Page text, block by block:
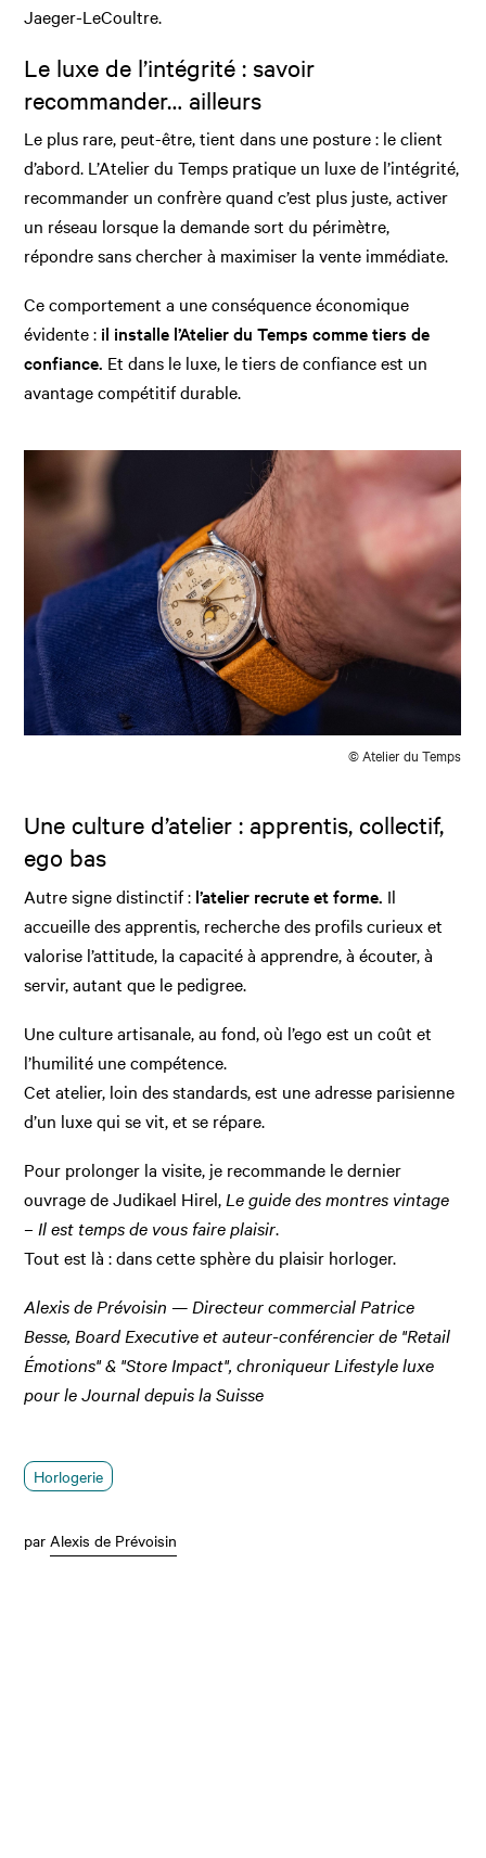
Jaeger-LeCoultre.
Le luxe de l’intégrité : savoir
recommander… ailleurs
Le plus rare, peut-être, tient dans une posture : le client
d’abord. L’Atelier du Temps pratique un luxe de l’intégrité,
recommander un confrère quand c’est plus juste, activer
un réseau lorsque la demande sort du périmètre,
répondre sans chercher à maximiser la vente immédiate.
Ce comportement a une conséquence économique
évidente : il installe l’Atelier du Temps comme tiers de
confiance. Et dans le luxe, le tiers de confiance est un
avantage compétitif durable.
© Atelier du Temps
Une culture d’atelier : apprentis, collectif,
ego bas
Autre signe distinctif : l’atelier recrute et forme. Il
accueille des apprentis, recherche des profils curieux et
valorise l’attitude, la capacité à apprendre, à écouter, à
servir, autant que le pedigree.
Une culture artisanale, au fond, où l’ego est un coût et
l’humilité une compétence.
Cet atelier, loin des standards, est une adresse parisienne
d’un luxe qui se vit, et se répare.
Pour prolonger la visite, je recommande le dernier
ouvrage de Judikael Hirel, Le guide des montres vintage
– Il est temps de vous faire plaisir.
Tout est là : dans cette sphère du plaisir horloger.
Alexis de Prévoisin — Directeur commercial Patrice
Besse, Board Executive et auteur-conférencier de "Retail
Émotions" & "Store Impact", chroniqueur Lifestyle luxe
pour le Journal depuis la Suisse
Horlogerie
parAlexis de Prévoisin